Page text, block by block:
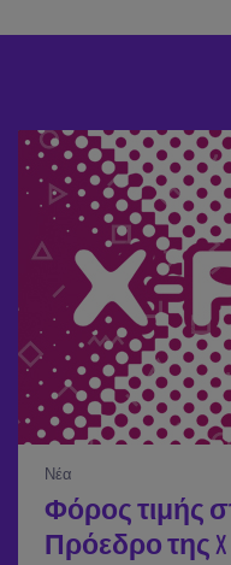
Νέα
Φόρος τιμής
Πρόεδρο της X